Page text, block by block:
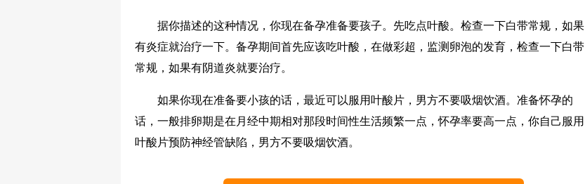
据你描述的这种情况，你现在备孕准备要孩子。先吃点叶酸。检查一下白带常规，如果
有炎症就治疗一下。备孕期间首先应该吃叶酸，在做彩超，监测卵泡的发育，检查一下白带
常规，如果有阴道炎就要治疗。
如果你现在准备要小孩的话，最近可以服用叶酸片，男方不要吸烟饮酒。准备怀孕的
话，一般排卵期是在月经中期相对那段时间性生活频繁一点，怀孕率要高一点，你自己服用
叶酸片预防神经管缺陷，男方不要吸烟饮酒。